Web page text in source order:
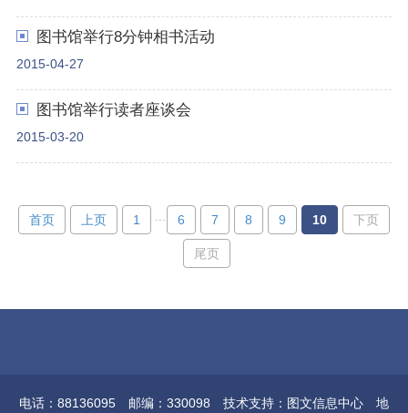
图书馆举行8分钟相书活动
2015-04-27
图书馆举行读者座谈会
2015-03-20
首页 上页 1 ... 6 7 8 9 10 下页
尾页
电话：88136095 邮编：330098 技术支持：图文信息中心 地